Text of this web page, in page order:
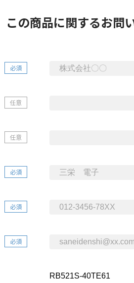
この商品に関するお問
必須
任意
任意
必須
必須
必須